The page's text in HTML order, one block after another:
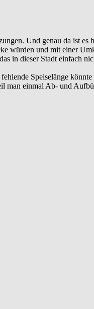
Und genau da ist es
würden und mit einer
in dieser Stadt einfach
Speiselänge
man einmal Ab- und